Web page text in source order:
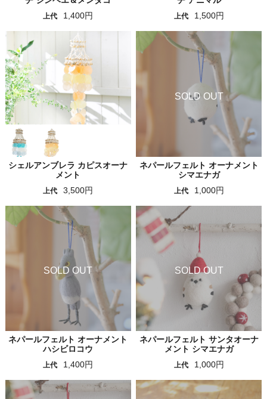
上代 1,400円 上代 1,500円
シェルアンブレラ カピスオーナ
メント
上代 3,500円
ネパールフェルト オーナメント
シマエナガ
上代 1,000円
ネパールフェルト オーナメント
ハシビロコウ
上代 1,400円
ネパールフェルト サンタオーナ
メント シマエナガ
上代 1,000円